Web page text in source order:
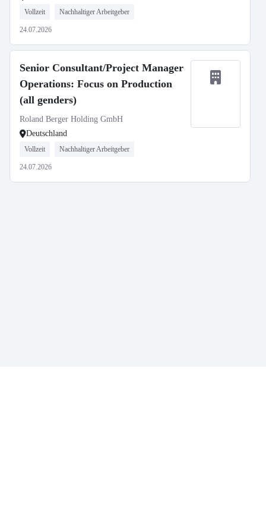
Vollzeit Nachhaltiger Arbeitgeber
24.07.2026
Senior Consultant/Project Manager
Operations: Focus on Production
(all genders)
Roland Berger Holding GmbH
Deutschland
Vollzeit Nachhaltiger Arbeitgeber
24.07.2026